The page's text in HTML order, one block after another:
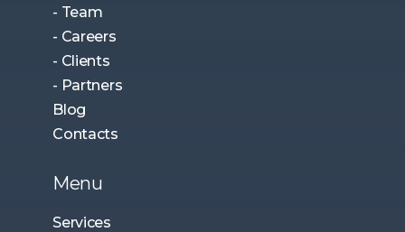
- Team
- Careers
- Clients
- Partners
Blog
Contacts
Menu
Services